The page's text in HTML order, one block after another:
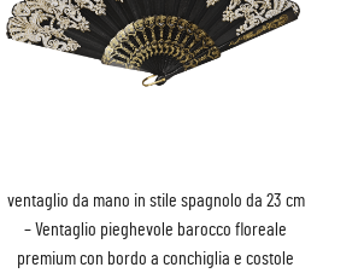
ventaglio da mano in stile spagnolo da 23 cm
– Ventaglio pieghevole barocco floreale
premium con bordo a conchiglia e costole